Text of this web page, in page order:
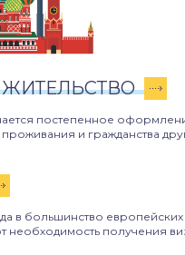
постепенное
и гражданства
в большинство европейских
необходимость получения